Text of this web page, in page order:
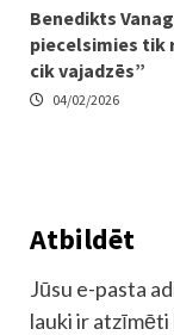
Benedikts
piecelsimies tik
cik vajadzēs”
04/02/2026
Atbildēt
Jūsu e-pasta
lauki ir atzīmēti